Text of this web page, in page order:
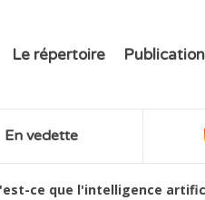
Le répertoire
En vedette
ce que l'intelligence